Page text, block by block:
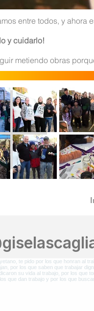
entre todos, y ahora
y cuidarlo!
metiendo obras